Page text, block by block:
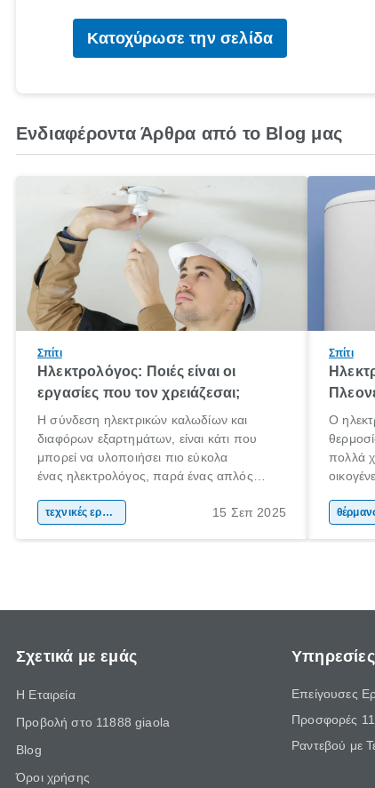
Κατοχύρωσε την σελίδα
Ενδιαφέροντα Άρθρα από το Blog μας
Σπίτι
Ηλεκτρολόγος: Ποιές είναι οι
εργασίες που τον χρειάζεσαι;
Η σύνδεση ηλεκτρικών καλωδίων και
διαφόρων εξαρτημάτων, είναι κάτι που
μπορεί να υλοποιήσει πιο εύκολα
ένας ηλεκτρολόγος, παρά ένας απλός
περίπλοκα και επικίνδυνα. Αν έχεις στο νου
τεχνικές εργασίες 15 Σεπ 2025
Σπίτι
Ο
πολλά
Σχετικά με εμάς
Η Εταιρεία
Προβολή στο 11888 giaola
Blog
Όροι χρήσης
Υπηρεσίες
Επείγουσες
Προσφορές
Ραντεβού με